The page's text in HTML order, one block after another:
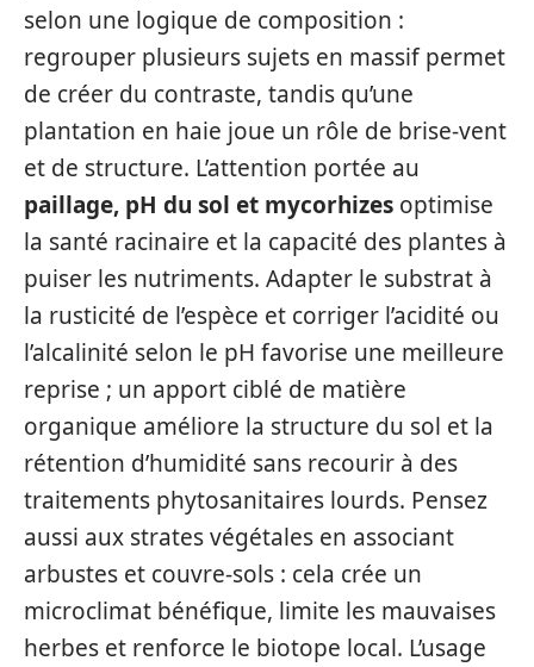
selon une logique de composition :
regrouper plusieurs sujets en massif permet
de créer du contraste, tandis qu’une
plantation en haie joue un rôle de brise-vent
et de structure. L’attention portée au
paillage, pH du sol et mycorhizes optimise
la santé racinaire et la capacité des plantes à
puiser les nutriments. Adapter le substrat à
la rusticité de l’espèce et corriger l’acidité ou
l’alcalinité selon le pH favorise une meilleure
reprise ; un apport ciblé de matière
organique améliore la structure du sol et la
rétention d’humidité sans recourir à des
traitements phytosanitaires lourds. Pensez
aussi aux strates végétales en associant
arbustes et couvre-sols : cela crée un
microclimat bénéfique, limite les mauvaises
herbes et renforce le biotope local. L’usage